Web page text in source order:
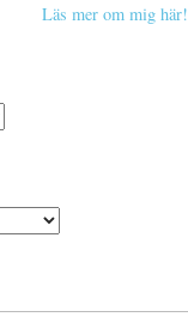
Läs mer om mig här!